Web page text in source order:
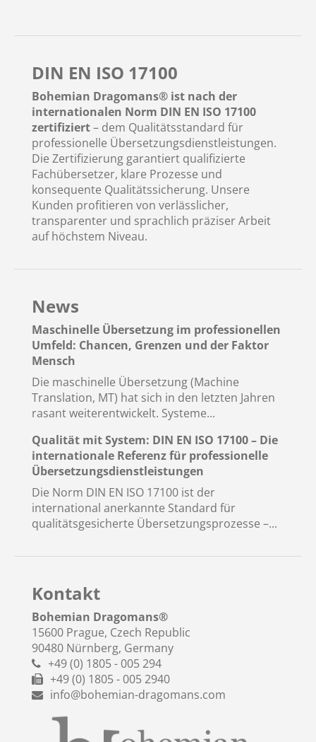
DIN EN ISO 17100
Bohemian Dragomans® ist nach der
internationalen Norm DIN EN ISO 17100
zertifiziert– dem Qualitätsstandard für
professionelle Übersetzungsdienstleistungen.
Die Zertifizierung garantiert qualifizierte
Fachübersetzer, klare Prozesse und
konsequente Qualitätssicherung. Unsere
Kunden profitieren von verlässlicher,
transparenter und sprachlich präziser Arbeit
auf höchstem Niveau.
News
Maschinelle Übersetzung im professionellen
Umfeld: Chancen, Grenzen und der Faktor
Mensch
Die maschinelle Übersetzung (Machine
Translation, MT) hat sich in den letzten Jahren
rasant weiterentwickelt. Systeme...
Qualität mit System: DIN EN ISO 17100 – Die
internationale Referenz für professionelle
Übersetzungsdienstleistungen
Die Norm DIN EN ISO 17100 ist der
international anerkannte Standard für
qualitätsgesicherte Übersetzungsprozesse –...
Kontakt
Bohemian Dragomans®
15600 Prague, Czech Republic
90480 Nürnberg, Germany
+49 (0) 1805 - 005 294
+49 (0) 1805 - 005 2940
info@bohemian-dragomans.com